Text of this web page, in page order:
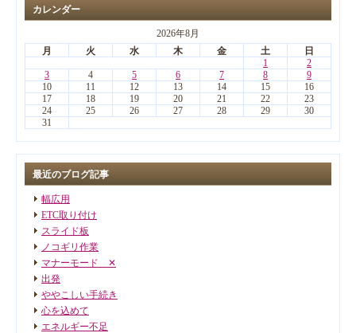
カレンダー
2026年8月
月
火 水 木 金 土
日
1
2
3
4 5 6 7 8
9
10
11 12 13 14 15
16
17
18 19 20 21 22
23
24
25 26 27 28 29
30
31
最近のブログ記事
幅広用
ETC取り付け
スライド板
ノコギリ作業
マナーモード ✕
出発
ややこしい手続き
心を込めて
エネルギー不足